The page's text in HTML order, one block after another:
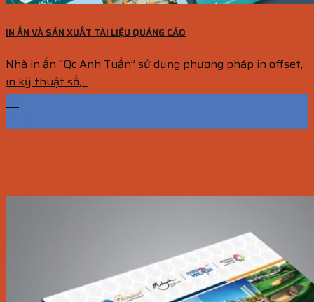
IN ẤN VÀ SẢN XUẤT TÀI LIỆU QUẢNG CÁO
Nhà in ấn “Qc Anh Tuấn” sử dụng phương pháp in offset,
in kỹ thuật số,...